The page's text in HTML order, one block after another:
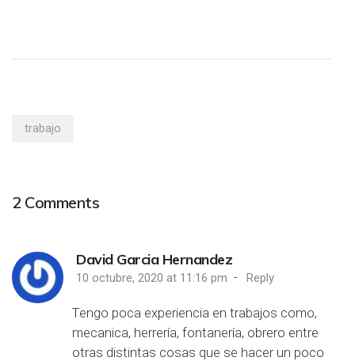
trabajo
2 Comments
David Garcia Hernandez
10 octubre, 2020 at 11:16 pm - Reply
Tengo poca experiencia en trabajos como,
mecanica, herrería, fontanería, obrero entre
otras distintas cosas que se hacer un poco